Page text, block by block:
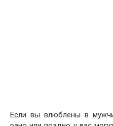
Если вы влюблены в